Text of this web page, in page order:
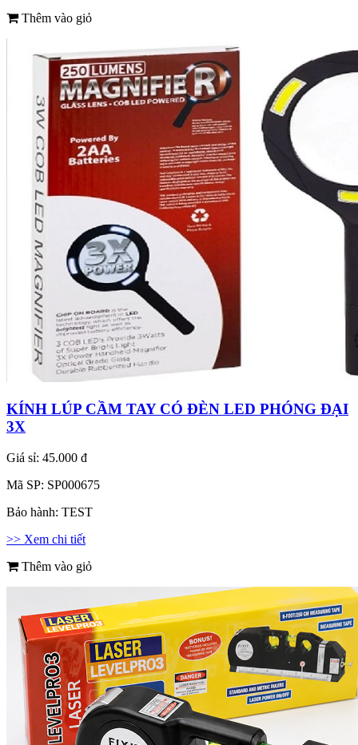
Thêm vào giỏ
KÍNH LÚP CẦM TAY CÓ ĐÈN LED PHÓNG ĐẠI
3X
Giá sỉ: 45.000 đ
Mã SP: SP000675
Bảo hành: TEST
>> Xem chi tiết
Thêm vào giỏ